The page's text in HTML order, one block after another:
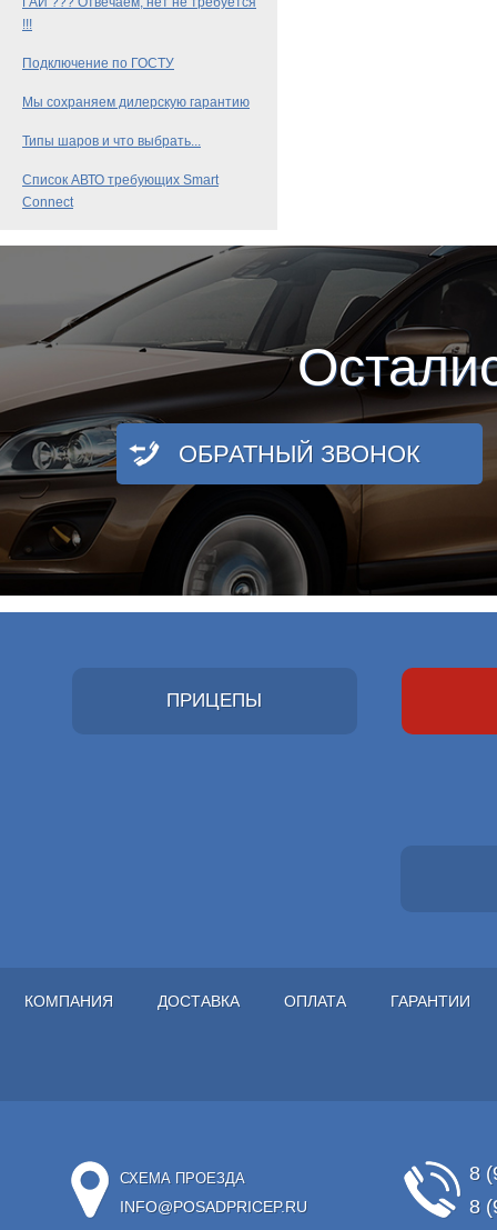
!!!
Подключение по ГОСТУ
Мы сохраняем дилерскую гарантию
Типы шаров и что выбрать...
Список АВТО требующих Smart
Connect
ОБРАТНЫЙ ЗВОНОК
ПРИЦЕПЫ
КОМПАНИЯ ДОСТАВКА ОПЛАТА ГАРАНТИИ
СХЕМА ПРОЕЗДА
INFO@POSADPRICEP.RU
8
8